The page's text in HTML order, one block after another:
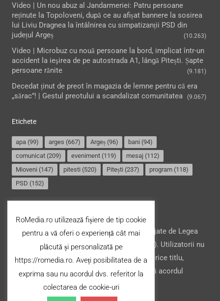
Video | Un nou abuz al Jandarmeriei: Patru persoane
reținute la Topoloveni, după ce au afișat bannere la sosirea
lui Liviu Dragnea la întâlnirea cu simpatizanții PSD din
județul Argeș
(10.263)
Video | Microbuz cu nouă persoane la bord, implicat într-un
accident la ieşirea de pe autostrada A1, lângă Pitești. Șapte
persoane rănite
(9.181)
Decedat ținut de preot în magazia de lemne pentru că era
„sărac”! | Gestul preotului a scandalizat comunitatea
(9.067)
Etichete
apa (99) arges (667) Argeș (96) bani (94)
comunicat (209) eveniment (119) mesaj (112)
Mioveni (147) pitesti (520) Pitești (237) program (118)
PSD (152)
Website-ul şi conţinutul acestuia, sunt protejate de Legea
drepturilor de autor din România (nr. 8/1996). Utilizatorii nu
pot copia, stoca, modifica ori transfera cu orice titlu,
conţinutul acestuia (parțial sau integral), fără acordul
deținătorului.
RoMedia.ro utilizează fișiere de tip cookie
pentru a vă oferi o experiență cât mai
plăcută și personalizată pe
https://romedia.ro. Aveți posibilitatea de a
exprima sau nu acordul dvs. referitor la
colectarea de cookie-uri